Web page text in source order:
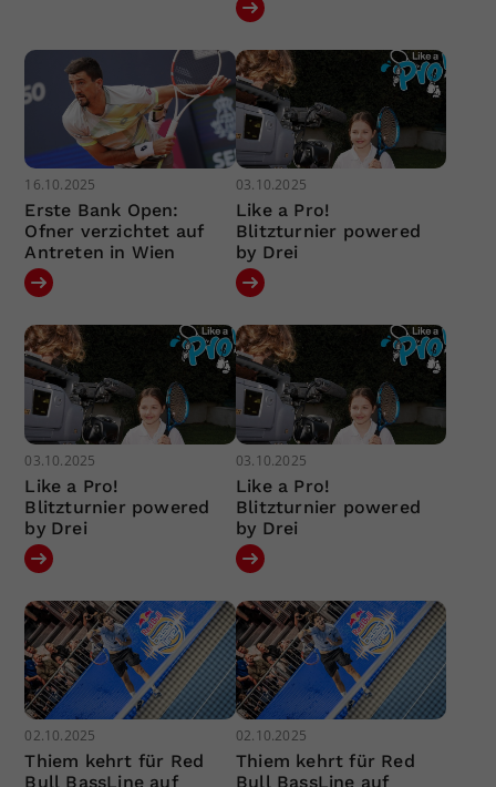
16.10.2025
Erste Bank Open:
Ofner verzichtet auf
Antreten in Wien
03.10.2025
Like a Pro!
Blitzturnier powered
by Drei
03.10.2025
Like a Pro!
Blitzturnier powered
by Drei
03.10.2025
Like a Pro!
Blitzturnier powered
by Drei
02.10.2025
Thiem kehrt für Red
Bull BassLine auf
02.10.2025
Thiem kehrt für Red
Bull BassLine auf